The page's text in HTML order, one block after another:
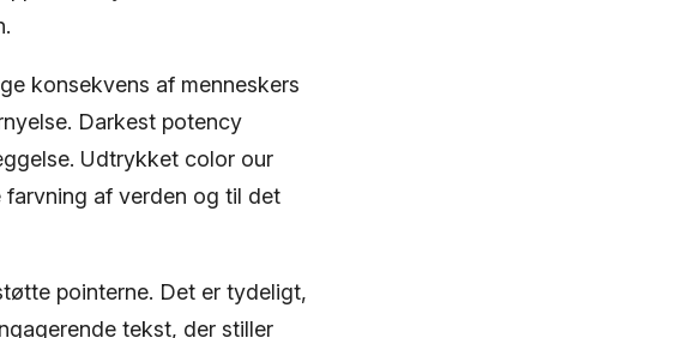
konsekvens af menneskers
Darkest potency
Udtrykket color our
af verden og til det
pointerne. Det er tydeligt,
tekst, der stiller